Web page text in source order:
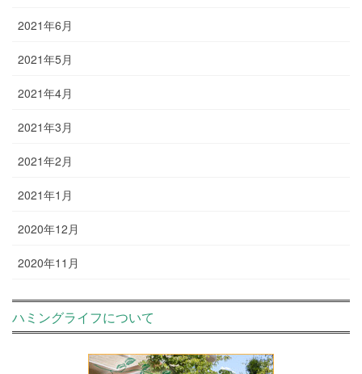
2021年6月
2021年5月
2021年4月
2021年3月
2021年2月
2021年1月
2020年12月
2020年11月
ハミングライフについて